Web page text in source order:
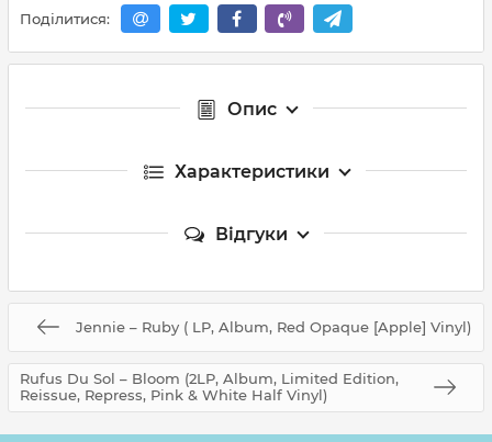
Поділитися:
Опис
Характеристики
Відгуки
Jennie – Ruby ( LP, Album, Red Opaque [Apple] Vinyl)
Rufus Du Sol – Bloom (2LP, Album, Limited Edition,
Reissue, Repress, Pink & White Half Vinyl)